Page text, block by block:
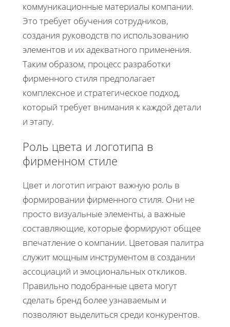
коммуникационные материалы компании.
Это требует обучения сотрудников,
создания руководств по использованию
элементов и их адекватного применения.
Таким образом, процесс разработки
фирменного стиля предполагает
комплексное и стратегическое подход,
который требует внимания к каждой детали
и этапу.
Роль цвета и логотипа в
фирменном стиле
Цвет и логотип играют важную роль в
формировании фирменного стиля. Они не
просто визуальные элементы, а важные
составляющие, которые формируют общее
впечатление о компании. Цветовая палитра
служит мощным инструментом в создании
ассоциаций и эмоциональных откликов.
Правильно подобранные цвета могут
сделать бренд более узнаваемым и
позволяют выделиться среди конкурентов.